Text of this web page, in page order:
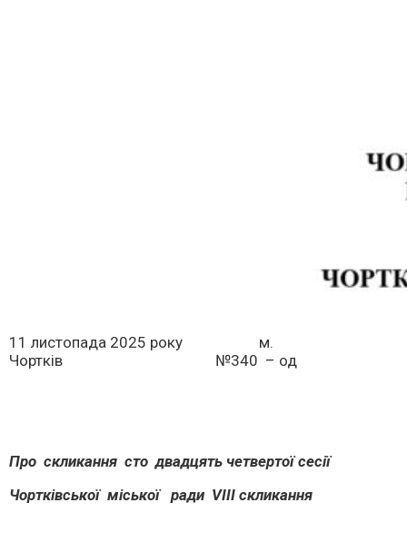
11 листопада 2025 року м.
Чортків №340 – од
Про скликання сто двадцять четвертої сесії
Чортківської міської ради VІІІ скликання